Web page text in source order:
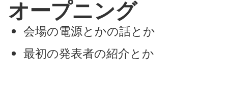
オープニング
会場の電源とかの話とか
最初の発表者の紹介とか